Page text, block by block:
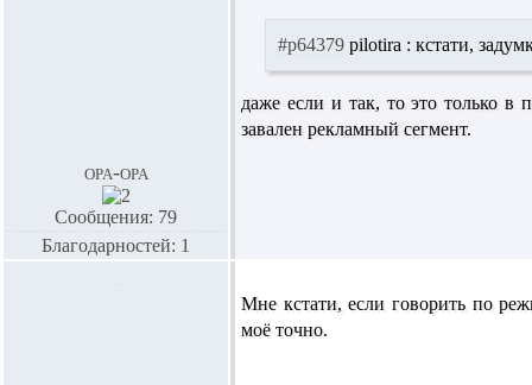
opa-opa
Сообщения: 79
Благодарностей: 1
#p64379 pilotira : кстати,
даже если и так, то это только в
завален рекламный сегмент.
Мне кстати, если говорить по
моё точно.